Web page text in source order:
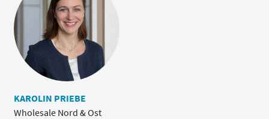
KAROLIN PRIEBE
Wholesale Nord & Ost